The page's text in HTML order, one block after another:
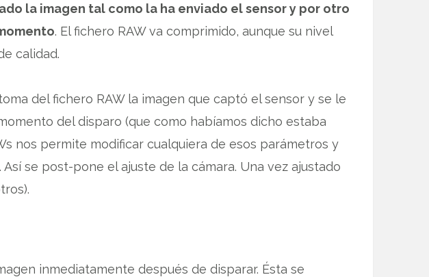
la imagen tal como la ha enviado el sensor y por otro
. El fichero RAW va comprimido, aunque su nivel
calidad.
del fichero RAW la imagen que captó el sensor y se le
del disparo (que como habíamos dicho estaba
nos permite modificar cualquiera de esos parámetros y
se post-pone el ajuste de la cámara. Una vez ajustado
inmediatamente después de disparar. Ésta se